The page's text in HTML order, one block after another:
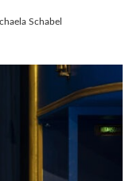
Schabel